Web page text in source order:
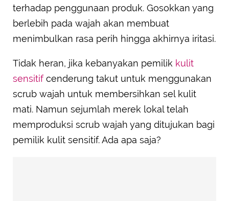
terhadap penggunaan produk. Gosokkan yang
berlebih pada wajah akan membuat
menimbulkan rasa perih hingga akhirnya iritasi.
Tidak heran, jika kebanyakan pemilik kulit
sensitifcenderung takut untuk menggunakan
scrub wajah untuk membersihkan sel kulit
mati. Namun sejumlah merek lokal telah
memproduksi scrub wajah yang ditujukan bagi
pemilik kulit sensitif. Ada apa saja?